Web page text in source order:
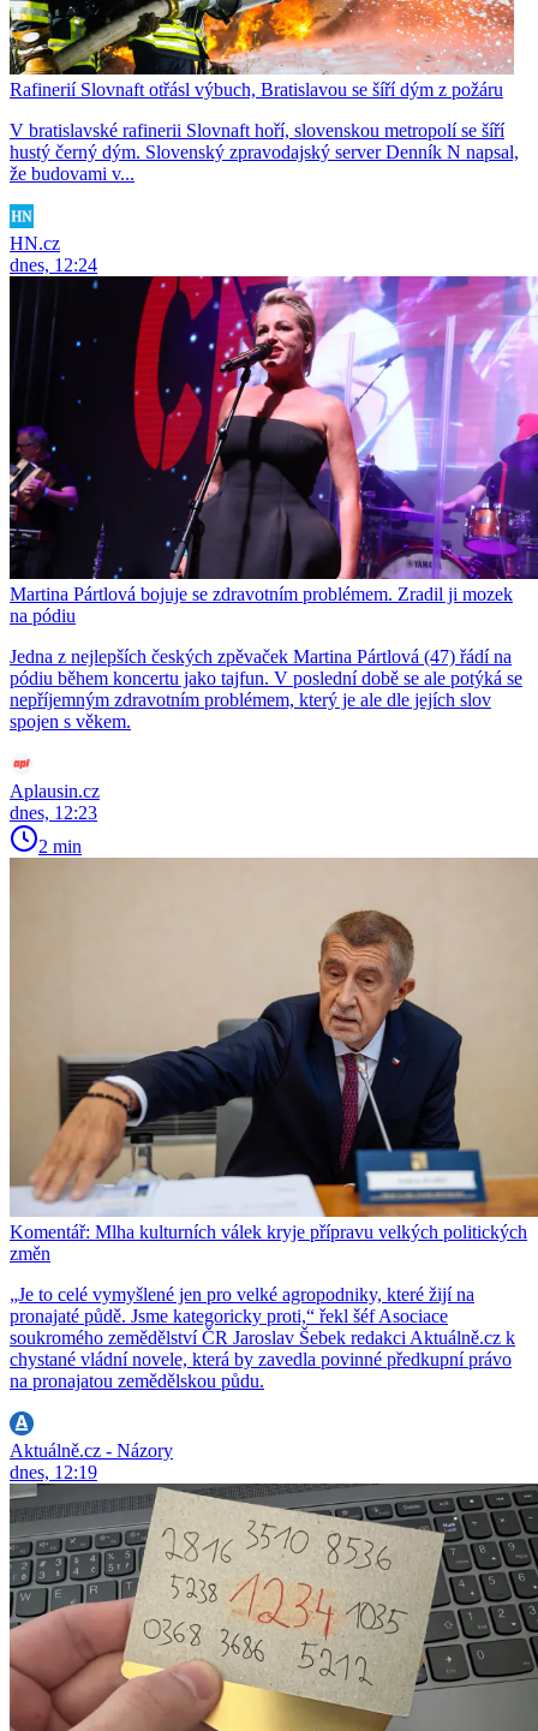
Rafinerií Slovnaft otřásl výbuch, Bratislavou se šíří dým z požáru
V bratislavské rafinerii Slovnaft hoří, slovenskou metropolí se šíří
hustý černý dým. Slovenský zpravodajský server Denník N napsal,
že budovami v...
HN.cz
dnes, 12:24
Martina Pártlová bojuje se zdravotním problémem. Zradil ji mozek
na pódiu
Jedna z nejlepších českých zpěvaček Martina Pártlová (47) řádí na
pódiu během koncertu jako tajfun. V poslední době se ale potýká se
nepříjemným zdravotním problémem, který je ale dle jejích slov
spojen s věkem.
Aplausin.cz
dnes, 12:23
2 min
Komentář: Mlha kulturních válek kryje přípravu velkých politických
změn
„Je to celé vymyšlené jen pro velké agropodniky, které žijí na
pronajaté půdě. Jsme kategoricky proti,“ řekl šéf Asociace
soukromého zemědělství ČR Jaroslav Šebek redakci Aktuálně.cz k
chystané vládní novele, která by zavedla povinné předkupní právo
na pronajatou zemědělskou půdu.
Aktuálně.cz - Názory
dnes, 12:19